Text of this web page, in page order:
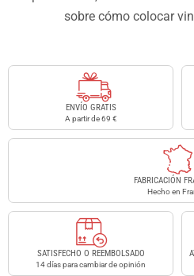
sobre cómo colocar
ENVÍO GRATIS
A partir de 69 €
FABRICACIÓN
Hecho en
SATISFECHO O REEMBOLSADO
14 días para cambiar de opinión